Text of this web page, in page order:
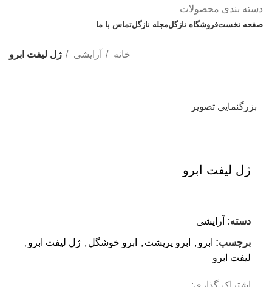
دسته بندی محصولات
صفحه نخستفروشگاه نازگلمجله نازگلتماس با ما
خانه آرایشی ژل لیفت ابرو
بزرگنمایی تصویر
ژل لیفت ابرو
دسته: آرایشی
برچسب: ابرو , ابرو پرپشت , ابرو خوشگل , ژل لیفت ابرو ,
لیفت ابرو
اشتراک گذاری: